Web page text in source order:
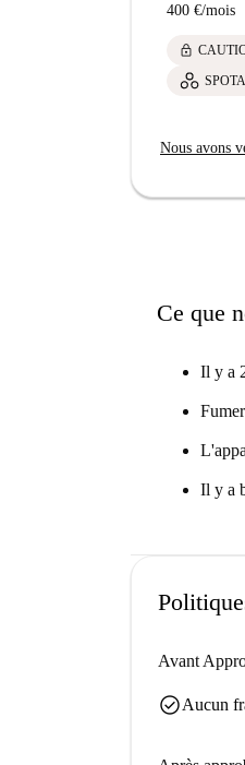
400 €/mois
lock
Nous avons
Ce que
Il y a
Il y a
Avant
check_circleAucun